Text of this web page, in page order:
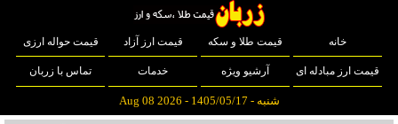
خانه قیمت طلا و سکه قیمت ارز آزاد قیمت حواله ارزی
قیمت ارز مبادله ای آرشیو ویژه خدمات تماس با زربان
شنبه - 1405/05/17 - Aug 08 2026